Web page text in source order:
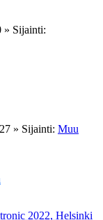
» Sijainti:
» Sijainti: Muu
2022, Helsinki